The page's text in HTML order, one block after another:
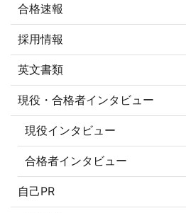
合格速報
採用情報
英文書類
現役・合格者インタビュー
現役インタビュー
合格者インタビュー
自己PR